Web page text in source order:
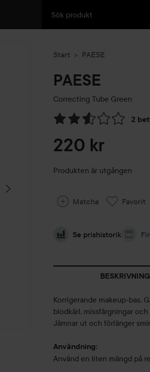
Start PAESE
PAESE
Correcting Tube Green
2
Hoppa till Betyg &
220 kr
Produkten är utgången
Matcha Favorit
Se prishistorik
BESKRIVNING
Korrigerande makeup-bas.
blodkärl, missfärgningar
Jämnar ut och förlänger
Användning:
Använd en liten mängd på